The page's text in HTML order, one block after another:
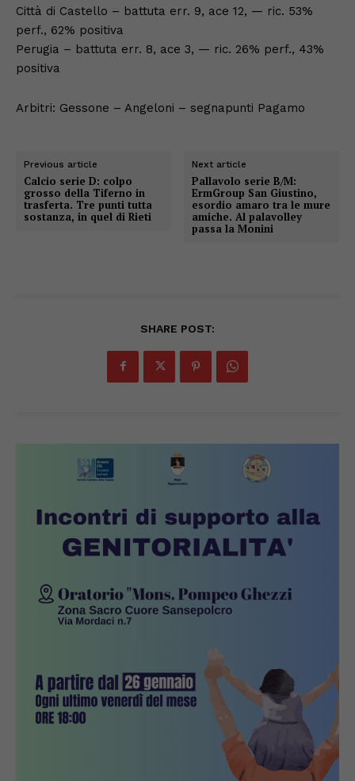
Città di Castello – battuta err. 9, ace 12, — ric. 53%
perf., 62% positiva
Perugia – battuta err. 8, ace 3, — ric. 26% perf., 43%
positiva
Arbitri: Gessone – Angeloni – segnapunti Pagamo
Previous article
Calcio serie D: colpo
grosso della Tiferno in
trasferta. Tre punti tutta
sostanza, in quel di Rieti
Next article
Pallavolo serie B/M:
ErmGroup San Giustino,
esordio amaro tra le mure
amiche. Al palavolley
passa la Monini
SHARE POST: